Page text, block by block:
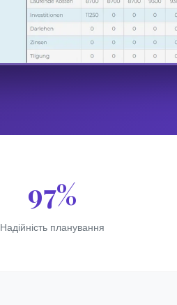
97%
Надійність планування